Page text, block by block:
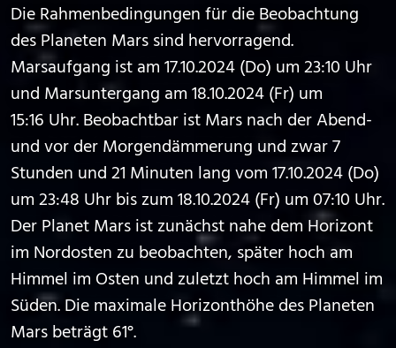
Die Rahmenbedingungen für die Beobachtung
des Planeten Mars sind hervorragend.
Marsaufgang ist am 17.10.2024 (Do) um 23:10 Uhr
und Marsuntergang am 18.10.2024 (Fr) um
15:16 Uhr. Beobachtbar ist Mars nach der Abend-
und vor der Morgendämmerung und zwar 7
Stunden und 21 Minuten lang vom 17.10.2024 (Do)
um 23:48 Uhr bis zum 18.10.2024 (Fr) um 07:10 Uhr.
Der Planet Mars ist zunächst nahe dem Horizont
im Nordosten zu beobachten, später hoch am
Himmel im Osten und zuletzt hoch am Himmel im
Süden. Die maximale Horizonthöhe des Planeten
Mars beträgt 61°.